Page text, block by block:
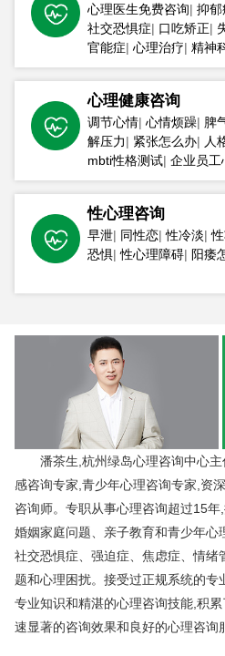
心理医生免费咨询| 抑郁
社交恐惧症| 口吃矫正|
官能症| 心理治疗| 精神
心理健康咨询
调节心情| 心情烦躁| 脾
解压力| 紧张怎么办| 人
mbti性格测试| 企业员工
性心理咨询
早泄| 同性恋|性冷淡|
恐惧|性心理障碍| 阳痿
潘茶生,杭州绿岛心理咨询中心
感咨询专家,青少年心理咨询专家,资
咨询师。专职从事心理咨询超过15
婚姻家庭问题、亲子教育和青少年心
社交恐惧症、强迫症、焦虑症、情绪
题和心理困扰。接受过正规系统的专
专业知识和精湛的心理咨询技能,积
速显著的咨询效果和良好的心理咨询